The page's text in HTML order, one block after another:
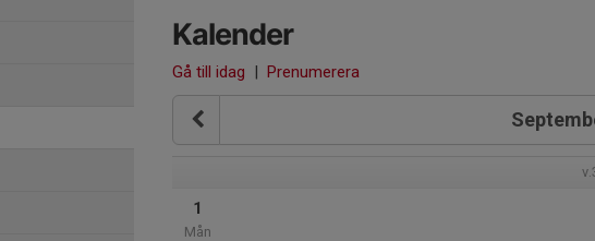
Kalender
Gå till idag | Prenumerera
1
Mån